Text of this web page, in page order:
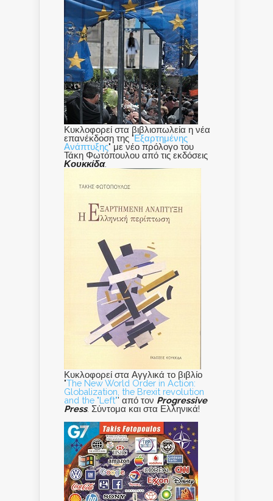
Κυκλοφορεί στα βιβλιοπωλεία η νέα
επανέκδοση της "Εξαρτημένης
Ανάπτυξης" με νέο πρόλογο του
Τάκη Φωτόπουλου από τις εκδόσεις
Κουκκίδα.
Κυκλοφορεί στα Αγγλικά το βιβλίο
"The New World Order in Action:
Globalization, the Brexit revolution
and the "Left"' από τον Progressive
Press. Σύντομα και στα Ελληνικά!